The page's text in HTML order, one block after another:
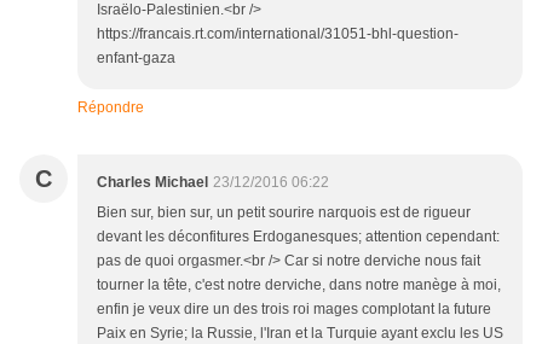
Israëlo-Palestinien.<br />
https://francais.rt.com/international/31051-bhl-question-
enfant-gaza
Répondre
C Charles Michael 23/12/2016 06:22
Bien sur, bien sur, un petit sourire narquois est de rigueur
devant les déconfitures Erdoganesques; attention cependant:
pas de quoi orgasmer.<br /> Car si notre derviche nous fait
tourner la tête, c'est notre derviche, dans notre manège à moi,
enfin je veux dire un des trois roi mages complotant la future
Paix en Syrie; la Russie, l'Iran et la Turquie ayant exclu les US